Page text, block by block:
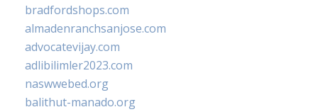
bradfordshops.com
almadenranchsanjose.com
advocatevijay.com
adlibilimler2023.com
naswwebed.org
balithut-manado.org